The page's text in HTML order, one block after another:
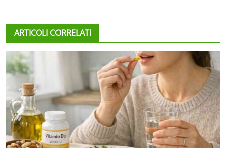
ARTICOLI CORRELATI